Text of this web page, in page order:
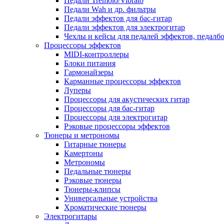
Педали Wah и др. фильтры
Педали эффектов для бас-гитар
Педали эффектов для электрогитар
Чехлы и кейсы для педалей эффектов,
Процессоры эффектов
MIDI-контроллеры
Блоки питания
Гармонайзеры
Карманные процессоры эффектов
Луперы
Процессоры для акустических гитар
Процессоры для бас-гитар
Процессоры для электрогитар
Рэковые процессоры эффектов
Тюнеры и метрономы
Гитарные тюнеры
Камертоны
Метрономы
Педальные тюнеры
Рэковые тюнеры
Тюнеры-клипсы
Универсальные устройства
Хроматические тюнеры
Электрогитары